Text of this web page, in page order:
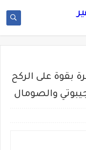
بقوة على الركح
والصومال